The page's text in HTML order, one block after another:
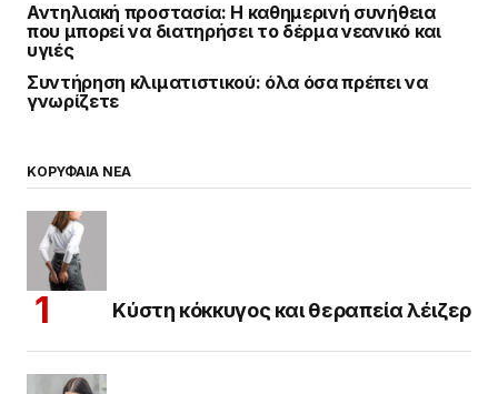
Αντηλιακή προστασία: Η καθημερινή συνήθεια
που μπορεί να διατηρήσει το δέρμα νεανικό και
υγιές
Συντήρηση κλιματιστικού: όλα όσα πρέπει να
γνωρίζετε
ΚΟΡΥΦΑΙΑ ΝΕΑ
Κύστη κόκκυγος και θεραπεία λέιζερ